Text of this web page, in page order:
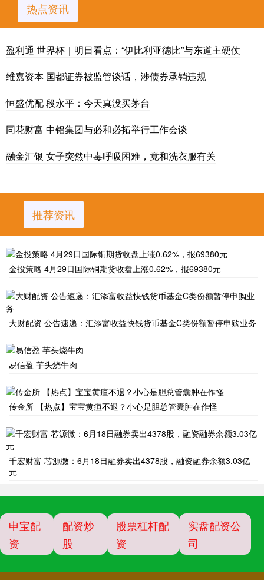
热点资讯
盈利通 世界杯｜明日看点：“伊比利亚德比”与东道主硬仗
维嘉资本 国都证券被监管谈话，涉债券承销违规
恒盛优配 段永平：今天真没买茅台
同花财富 中铝集团与必和必拓举行工作会谈
融金汇银 女子突然中毒呼吸困难，竟和洗衣服有关
推荐资讯
金投策略 4月29日国际铜期货收盘上涨0.62%，报69380元
大财配资 公告速递：汇添富收益快钱货币基金C类份额暂停申购业务
易信盈 芋头烧牛肉
传金所 【热点】宝宝黄疸不退？小心是胆总管囊肿在作怪
千宏财富 芯源微：6月18日融券卖出4378股，融资融券余额3.03亿
元
申宝配
资
配资炒
股
股票杠杆配
资
实盘配资公
司